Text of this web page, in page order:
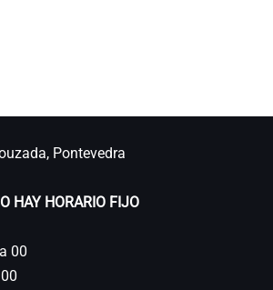
Pontevedra
HAY HORARIO FIJO
00